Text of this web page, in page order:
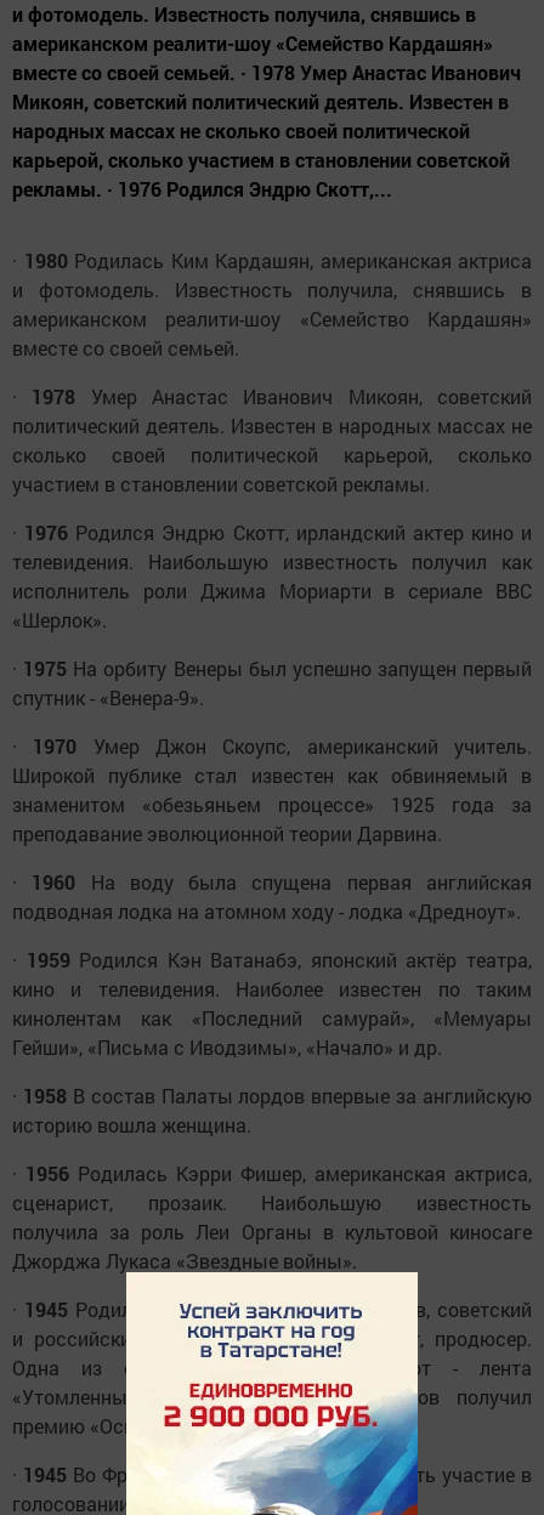
и фотомодель. Известность получила, снявшись в
американском реалити-шоу «Семейство Кардашян»
вместе со своей семьей. · 1978 Умер Анастас Иванович
Микоян, советский политический деятель. Известен в
народных массах не сколько своей политической
карьерой, сколько участием в становлении советской
рекламы. · 1976 Родился Эндрю Скотт,...
· 1980Родилась Ким Кардашян, американская актриса
и фотомодель. Известность получила, снявшись в
американском реалити-шоу «Семейство Кардашян»
вместе со своей семьей.
· 1978 Умер Анастас Иванович Микоян, советский
политический деятель. Известен в народных массах не
сколько своей политической карьерой, сколько
участием в становлении советской рекламы.
· 1976 Родился Эндрю Скотт, ирландский актер кино и
телевидения. Наибольшую известность получил как
исполнитель роли Джима Мориарти в сериале BBC
«Шерлок».
· 1975 На орбиту Венеры был успешно запущен первый
спутник - «Венера-9».
· 1970 Умер Джон Скоупс, американский учитель.
Широкой публике стал известен как обвиняемый в
знаменитом «обезьяньем процессе» 1925 года за
преподавание эволюционной теории Дарвина.
· 1960 На воду была спущена первая английская
подводная лодка на атомном ходу - лодка «Дредноут».
· 1959 Родился Кэн Ватанабэ, японский актёр театра,
кино и телевидения. Наиболее известен по таким
кинолентам как «Последний самурай», «Мемуары
Гейши», «Письма с Иводзимы», «Начало» и др.
· 1958В состав Палаты лордов впервые за английскую
историю вошла женщина.
· 1956 Родилась Кэрри Фишер, американская актриса,
сценарист, прозаик. Наибольшую известность
получила за роль Леи Органы в культовой киносаге
Джорджа Лукаса «Звездные войны».
· 1945 Родился Никита Сергеевич Михалков, советский
и российский актер, режиссер, сценарист, продюсер.
Одна из самых известных его работ - лента
«Утомленные солнцем», за нее Михалков получил
премию «Оскар».
· 1945 Во Франции впервые право принимать участие в
голосовании получили женщины.